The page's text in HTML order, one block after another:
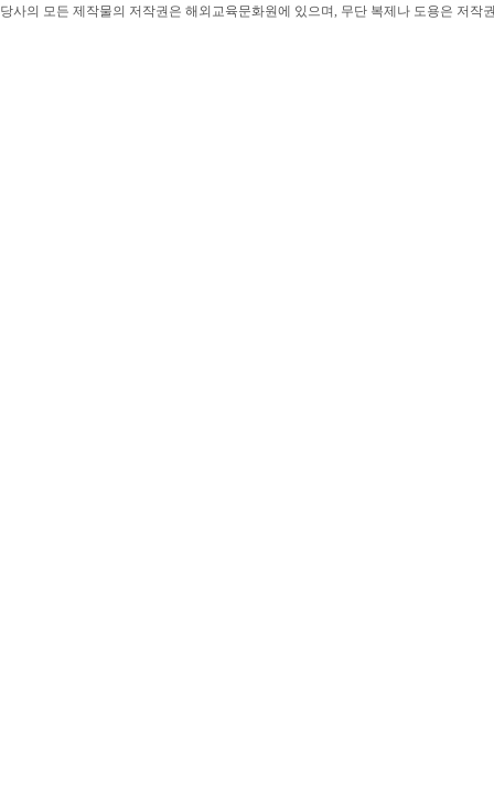
당사의 모든 제작물의 저작권은 해외교육문화원에 있으며, 무단 복제나 도용은 저